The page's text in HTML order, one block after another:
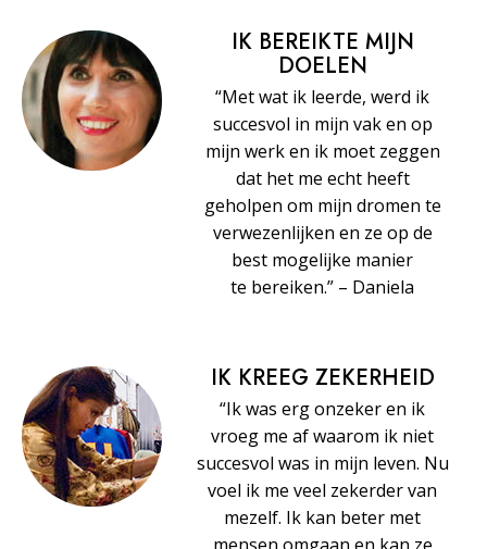
IK BEREIKTE MIJN
DOELEN
“Met wat ik leerde, werd ik
succesvol in mijn vak en op
mijn werk en ik moet zeggen
dat het me echt heeft
geholpen om mijn dromen te
verwezenlijken en ze op de
best mogelijke manier
te bereiken.” – Daniela
IK KREEG ZEKERHEID
“Ik was erg onzeker en ik
vroeg me af waarom ik niet
succesvol was in mijn leven. Nu
voel ik me veel zekerder van
mezelf. Ik kan beter met
mensen omgaan en kan ze